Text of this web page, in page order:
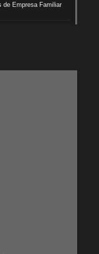
de Empresa Familiar